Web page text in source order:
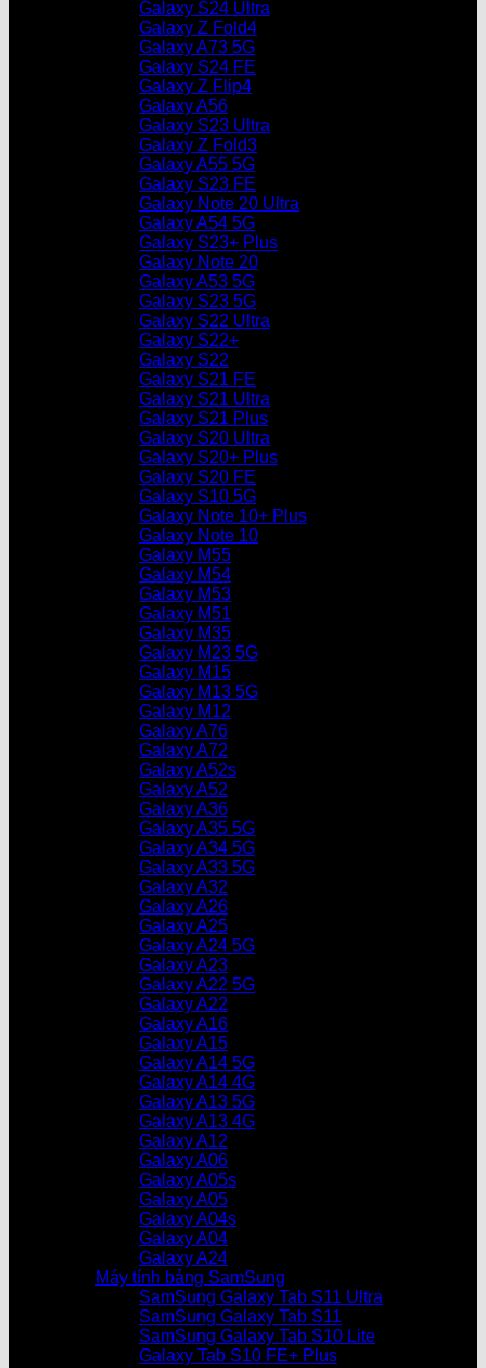
Galaxy S24 Ultra
Galaxy Z Fold4
Galaxy A73 5G
Galaxy S24 FE
Galaxy Z Flip4
Galaxy A56
Galaxy S23 Ultra
Galaxy Z Fold3
Galaxy A55 5G
Galaxy S23 FE
Galaxy Note 20 Ultra
Galaxy A54 5G
Galaxy S23+ Plus
Galaxy Note 20
Galaxy A53 5G
Galaxy S23 5G
Galaxy S22 Ultra
Galaxy S22+
Galaxy S22
Galaxy S21 FE
Galaxy S21 Ultra
Galaxy S21 Plus
Galaxy S20 Ultra
Galaxy S20+ Plus
Galaxy S20 FE
Galaxy S10 5G
Galaxy Note 10+ Plus
Galaxy Note 10
Galaxy M55
Galaxy M54
Galaxy M53
Galaxy M51
Galaxy M35
Galaxy M23 5G
Galaxy M15
Galaxy M13 5G
Galaxy M12
Galaxy A76
Galaxy A72
Galaxy A52s
Galaxy A52
Galaxy A36
Galaxy A35 5G
Galaxy A34 5G
Galaxy A33 5G
Galaxy A32
Galaxy A26
Galaxy A25
Galaxy A24 5G
Galaxy A23
Galaxy A22 5G
Galaxy A22
Galaxy A16
Galaxy A15
Galaxy A14 5G
Galaxy A14 4G
Galaxy A13 5G
Galaxy A13 4G
Galaxy A12
Galaxy A06
Galaxy A05s
Galaxy A05
Galaxy A04s
Galaxy A04
Galaxy A24
Máy tính bảng SamSung
SamSung Galaxy Tab S11 Ultra
SamSung Galaxy Tab S11
SamSung Galaxy Tab S10 Lite
Galaxy Tab S10 FE+ Plus